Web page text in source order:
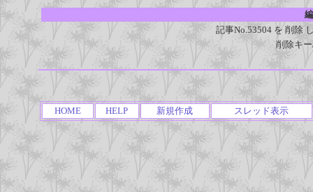
記事No.53504 を 削除
削除キ
HOME HELP 新規作成 スレッド表示